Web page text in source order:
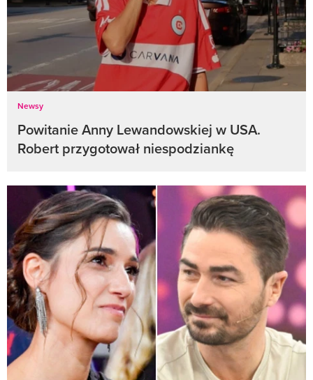
Newsy
Powitanie Anny Lewandowskiej w USA.
Robert przygotował niespodziankę